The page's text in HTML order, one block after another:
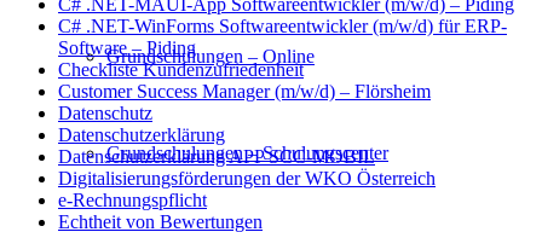
Grundschulungen – Online
Grundschulungen – Schulungscenter
C# .NET-MAUI-App Softwareentwickler (m/w/d) – Piding
C# .NET-WinForms Softwareentwickler (m/w/d) für ERP-
Software – Piding
Checkliste Kundenzufriedenheit
Customer Success Manager (m/w/d) – Flörsheim
Datenschutz
Datenschutzerklärung
Datenschutzerklärung APP SCC-MOBIL
Digitalisierungsförderungen der WKO Österreich
e-Rechnungspflicht
Echtheit von Bewertungen